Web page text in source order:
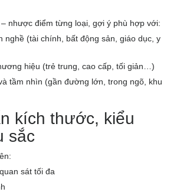
nhược điểm từng loại, gợi ý phù hợp với:
nghề (tài chính, bất động sản, giáo dục, y
hiệu (trẻ trung, cao cấp, tối giản…)
tầm nhìn (gần đường lớn, trong ngõ, khu
kích thước, kiểu
sắc
sát tối đa